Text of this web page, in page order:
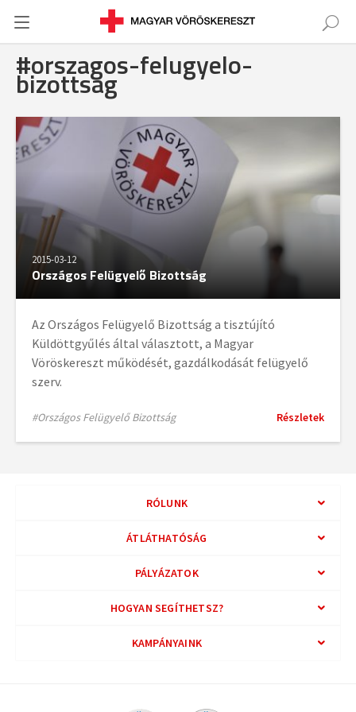
#orszagos-felugyelo-
bizottsag
2015-03-12
Országos Felügyelő Bizottság
Az Országos Felügyelő Bizottság a tisztújító
Küldöttgyűlés által választott, a Magyar
Vöröskereszt működését, gazdálkodását felügyelő
szerv.
#Országos Felügyelő Bizottság Részletek
RÓLUNK
ÁTLÁTHATÓSÁG
PÁLYÁZATOK
HOGYAN SEGÍTHETSZ?
KAMPÁNYAINK